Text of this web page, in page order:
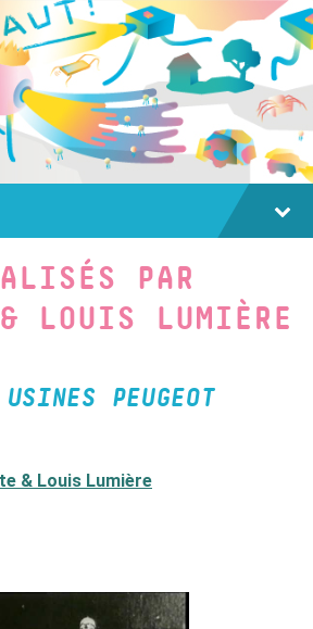
PAR
LOUIS LUMIÈRE
PEUGEOT
& Louis Lumière